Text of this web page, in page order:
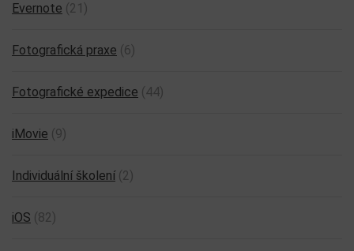
Evernote (21)
Fotografická praxe (6)
Fotografické expedice (44)
iMovie (9)
Individuální školení (2)
iOS (82)